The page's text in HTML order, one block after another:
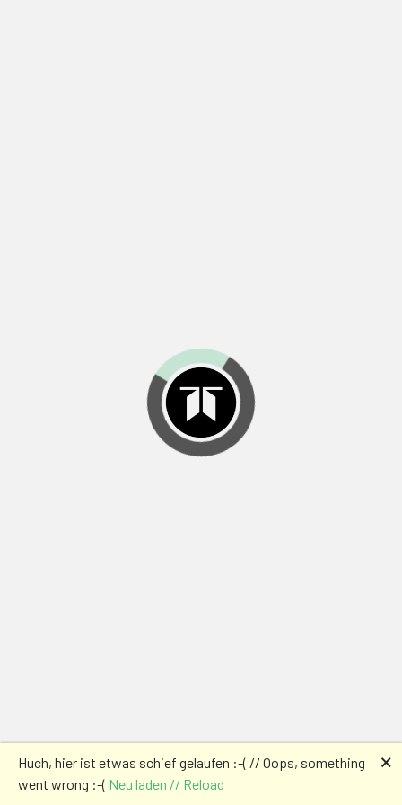
Huch, hier ist etwas schief gelaufen :-( // Oops, something
went wrong :-( Neu laden // Reload
🗙